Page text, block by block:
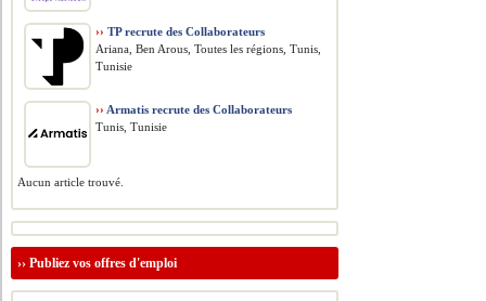
›› TP recrute des Collaborateurs
Ariana, Ben Arous, Toutes les régions, Tunis,
Tunisie
›› Armatis recrute des Collaborateurs
Tunis, Tunisie
Aucun article trouvé.
››Publiez vos offres d'emploi